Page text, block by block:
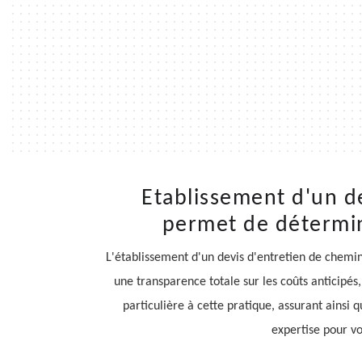
Etablissement d'un
permet de
L'établissement d'un devis d'entretien de
une transparence totale sur les coûts
particulière à cette pratique, assurant ainsi
expertise pour